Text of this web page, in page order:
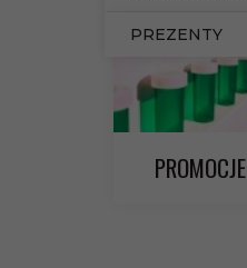
PREZENTY
PROMOCJE